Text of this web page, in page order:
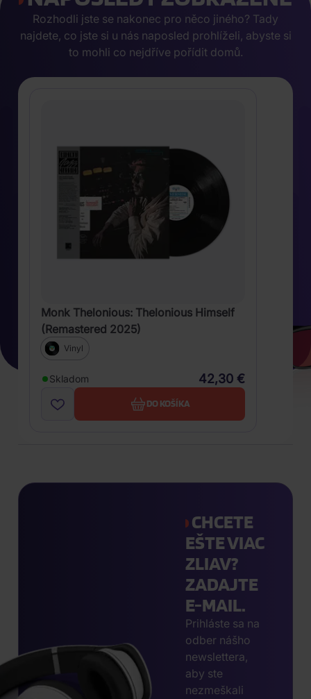
Rozhodli jste se nakonec pro něco jiného? Tady
najdete, co jste si u nás naposled prohlíželi, abyste si
to mohli co nejdříve pořídit domů.
Monk Thelonious: Thelonious Himself
(Remastered 2025)
Vinyl
Skladom 42,30 €
DO KOŠÍKA
CHCETE
EŠTE VIAC
ZLIAV?
ZADAJTE
E-MAIL.
Prihláste sa na
odber nášho
newslettera,
aby ste
nezmeškali